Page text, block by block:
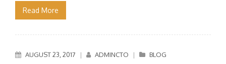
Read More
AUGUST 23, 2017 | ADMINCTO | BLOG